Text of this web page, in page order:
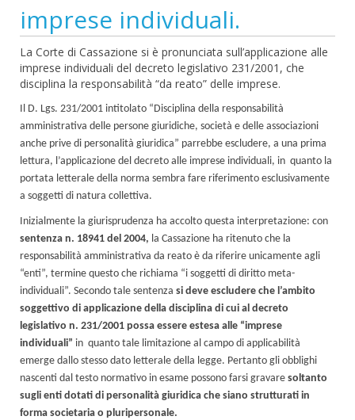
imprese individuali.
La Corte di Cassazione si è pronunciata sull’applicazione alle
imprese individuali del decreto legislativo 231/2001, che
disciplina la responsabilità “da reato” delle imprese.
Il D. Lgs. 231/2001 intitolato “Disciplina della responsabilità
amministrativa delle persone giuridiche, società e delle associazioni
anche prive di personalità giuridica” parrebbe escludere, a una prima
lettura, l’applicazione del decreto alle imprese individuali, in quanto la
portata letterale della norma sembra fare riferimento esclusivamente
a soggetti di natura collettiva.
Inizialmente la giurisprudenza ha accolto questa interpretazione: con
sentenza n. 18941 del 2004, la Cassazione ha ritenuto che la
responsabilità amministrativa da reato è da riferire unicamente agli
“enti”, termine questo che richiama “i soggetti di diritto meta-
individuali”. Secondo tale sentenza si deve escludere che l’ambito
soggettivo di applicazione della disciplina di cui al decreto
legislativo n. 231/2001 possa essere estesa alle “imprese
individuali” in quanto tale limitazione al campo di applicabilità
emerge dallo stesso dato letterale della legge. Pertanto gli obblighi
nascenti dal testo normativo in esame possono farsi gravare soltanto
sugli enti dotati di personalità giuridica che siano strutturati in
forma societaria o pluripersonale.